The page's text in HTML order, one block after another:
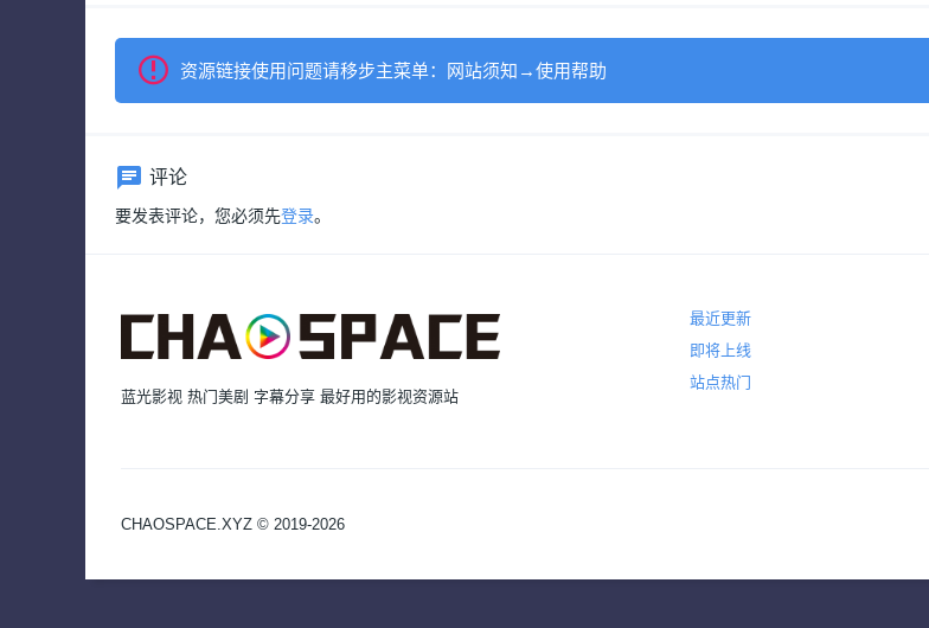
资源链接使用问题请移步主菜单：网站须知→使用帮助
评论
要发表评论，您必须先登录。
最近更新
即将上线
站点热门
蓝光影视 热门美剧 字幕分享 最好用的影视资源站
CHAOSPACE.XYZ © 2019-2026